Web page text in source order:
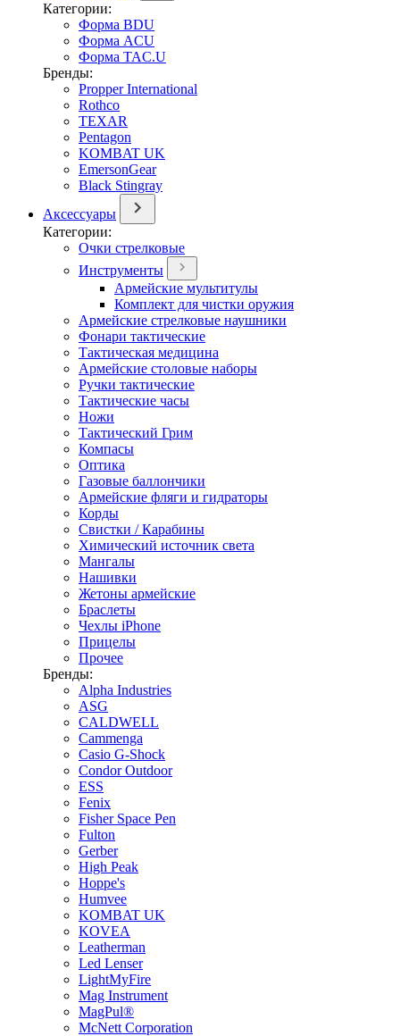
Категории:
Форма BDU
Форма ACU
Форма TAC.U
Бренды:
Propper International
Rothco
TEXAR
Pentagon
KOMBAT UK
EmersonGear
Black Stingray
Аксессуары
Категории:
Очки стрелковые
Инструменты
Армейские мультитулы
Комплект для чистки оружия
Армейские стрелковые наушники
Фонари тактические
Тактическая медицина
Армейские столовые наборы
Ручки тактические
Тактические часы
Ножи
Тактический Грим
Компасы
Оптика
Газовые баллончики
Армейские фляги и гидраторы
Корды
Свистки / Карабины
Химический источник света
Мангалы
Нашивки
Жетоны армейские
Браслеты
Чехлы iPhone
Прицелы
Прочее
Бренды:
Alpha Industries
ASG
CALDWELL
Cammenga
Casio G-Shock
Condor Outdoor
ESS
Fenix
Fisher Space Pen
Fulton
Gerber
High Peak
Hoppe's
Humvee
KOMBAT UK
KOVEA
Leatherman
Led Lenser
LightMyFire
Mag Instrument
MagPul®
McNett Corporation